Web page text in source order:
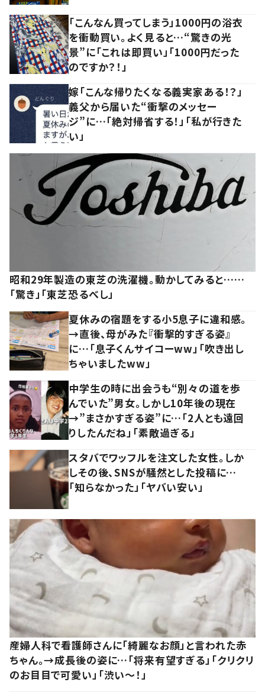
「こんなん買ってしまう」1000円の浴衣
を衝動買い。よく見ると…“驚きの光
景”に「これは即買い」「1000円だった
のですか？！」
嫁「こんな帰りたくなる義実家ある！？」
義父から届いた“衝撃のメッセー
ジ”に…「絶対帰省する！」「私が行きた
い」
昭和29年製造の東芝の洗濯機。動かしてみると……
「驚き」「東芝恐るべし」
夏休みの宿題をする小5息子に違和感。
→直後、母がみた『衝撃的すぎる姿』
に…「息子くんサイコーww」「吹き出し
ちゃいましたww」
中学生の時に出会うも“別々の道を歩
んでいた”男女。しかし10年後の現在
→”まさかすぎる姿”に…「2人とも遠回
りしたんだね」「素敵過ぎる」
スタバでワッフルを注文した女性。しか
しその後、SNSが騒然とした投稿に…
「知らなかった」「ヤバい安い」
産婦人科で看護師さんに「綺麗なお顔」と言われた赤
ちゃん。→成長後の姿に…「将来有望すぎる」「クリクリ
のお目目で可愛い」「渋い～！」